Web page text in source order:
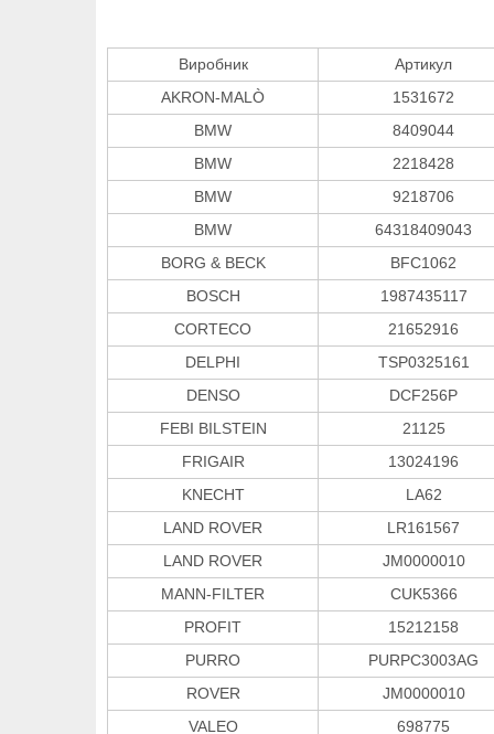
Виробник
Артикул
AKRON-MALÒ
1531672
BMW
8409044
BMW
2218428
BMW
9218706
BMW
64318409043
BORG & BECK
BFC1062
BOSCH
1987435117
CORTECO
21652916
DELPHI
TSP0325161
DENSO
DCF256P
FEBI BILSTEIN
21125
FRIGAIR
13024196
KNECHT
LA62
LAND ROVER
LR161567
LAND ROVER
JM0000010
MANN-FILTER
CUK5366
PROFIT
15212158
PURRO
PURPC3003AG
ROVER
JM0000010
VALEO
698775